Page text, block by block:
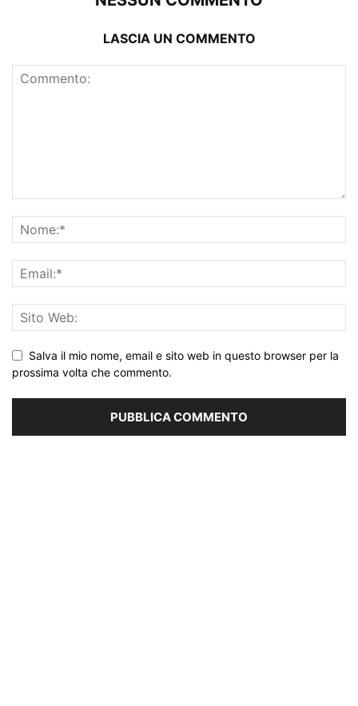
LASCIA UN COMMENTO
Salva il mio nome, email e sito web in questo browser per la
prossima volta che commento.